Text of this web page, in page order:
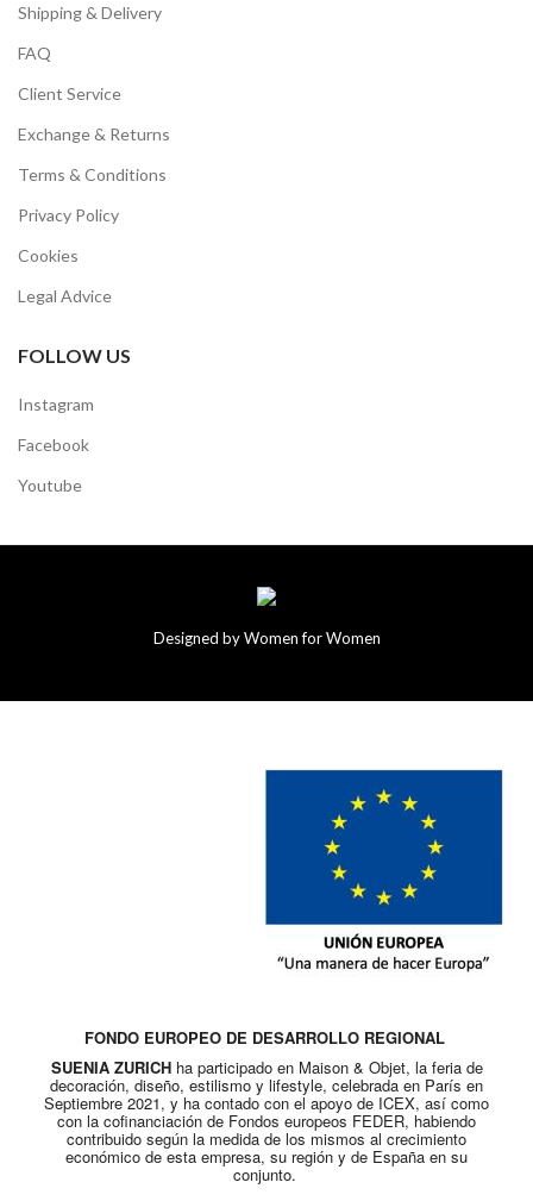
Shipping & Delivery
FAQ
Client Service
Exchange & Returns
Terms & Conditions
Privacy Policy
Cookies
Legal Advice
FOLLOW US
Instagram
Facebook
Youtube
Designed by Women for Women
FONDO EUROPEO DE DESARROLLO REGIONAL
SUENIA ZURICHha participado en Maison & Objet, la feria de
decoración, diseño, estilismo y lifestyle, celebrada en París en
Septiembre 2021, y ha contado con el apoyo de ICEX, así como
con la cofinanciación de Fondos europeos FEDER, habiendo
contribuido según la medida de los mismos al crecimiento
económico de esta empresa, su región y de España en su
conjunto.